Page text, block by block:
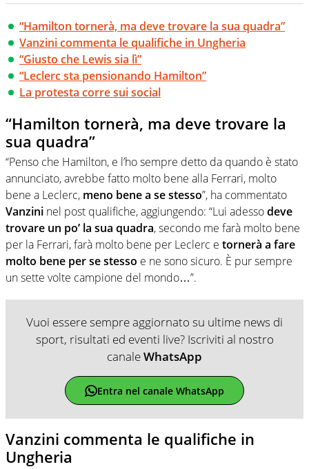
“Hamilton tornerà, ma deve trovare la sua quadra”
Vanzini commenta le qualifiche in Ungheria
“Giusto che Lewis sia lì”
“Leclerc sta pensionando Hamilton”
La protesta corre sui social
“Hamilton tornerà, ma deve trovare la
sua quadra”
“Penso che Hamilton, e l’ho sempre detto da quando è stato
annunciato, avrebbe fatto molto bene alla Ferrari, molto
bene a Leclerc, meno bene a se stesso”, ha commentato
Vanzini nel post qualifiche, aggiungendo: “Lui adessodeve
trovare un po’ la sua quadra, secondo me farà molto bene
per la Ferrari, farà molto bene per Leclerc e tornerà a fare
molto bene per se stesso e ne sono sicuro. È pur sempre
un sette volte campione del mondo…”.
Vuoi essere sempre aggiornato su ultime news di
sport, risultati ed eventi live? Iscriviti al nostro
canaleWhatsApp
Entra nel canale WhatsApp
Vanzini commenta le qualifiche in
Ungheria